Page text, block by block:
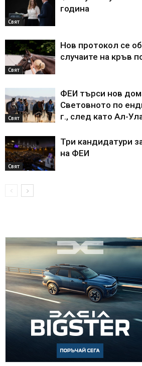
Свят
година
Свят
Нов протокол се
случаите на кръв
Свят
ФЕИ търси нов
Световното по
г., след като Ал-
Свят
Три кандидатури
на ФЕИ